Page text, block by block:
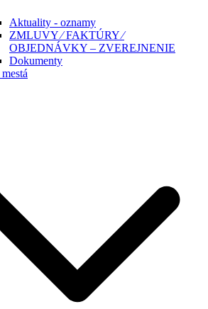
Aktuality - oznamy
ZMLUVY ⁄ FAKTÚRY ⁄
OBJEDNÁVKY – ZVEREJNENIE
Dokumenty